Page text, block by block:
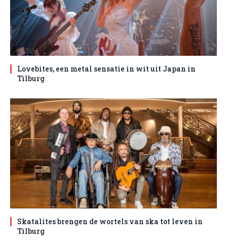
Lovebites, een metal sensatie in wit uit Japan in
Tilburg
Skatalites brengen de wortels van ska tot leven in
Tilburg